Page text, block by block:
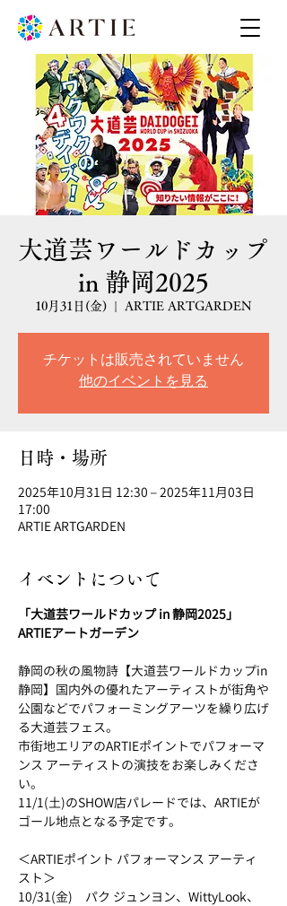
大道芸ワールドカップ
in 静岡2025
10月31日(金) ARTIE ARTGARDEN
チケットは販売されていません
他のイベントを見る
日時・場所
2025年10月31日 12:30 – 2025年11月03日
17:00
ARTIE ARTGARDEN
イベントについて
「大道芸ワールドカップ in 静岡2025」
ARTIEアートガーデン
静岡の秋の風物詩【大道芸ワールドカップin
静岡】国内外の優れたアーティストが街角や
公園などでパフォーミングアーツを繰り広げ
る大道芸フェス。
市街地エリアのARTIEポイントでパフォーマ
ンス アーティストの演技をお楽しみくださ
い。
11/1(土)のSHOW店パレードでは、ARTIEが
ゴール地点となる予定です。
＜ARTIEポイント パフォーマンス アーティ
スト＞
10/31(金)　パク ジュンヨン、WittyLook、